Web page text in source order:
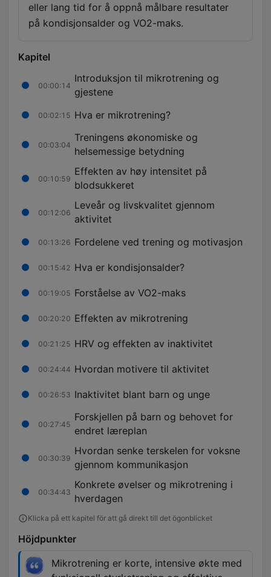
eller lang tid for å oppnå målbare resultater
på kondisjonsalder og VO2-maks.
Kapitel
00:00:14
Introduksjon til mikrotrening og
gjestene
00:02:15 Hva er mikrotrening?
00:03:04
Treningens økonomiske og
helsemessige betydning
00:10:59
Effekten av høy intensitet på
blodsukkeret
00:12:06
Leveår og livskvalitet gjennom
aktivitet
00:13:26 Fordelene ved trening og motivasjon
00:15:42 Hva er kondisjonsalder?
00:19:05 Forståelse av VO2-maks
00:20:20 Effekten av mikrotrening
00:21:25 HRV og effekten av inaktivitet
00:24:44 Hvordan motivere til aktivitet
00:26:53 Inaktivitet blant barn og unge
00:27:45
Forskjellen på barn og behovet for
endret læreplan
00:30:39
Hvordan senke terskelen for voksne
gjennom kommunikasjon
00:34:43
Konkrete øvelser og mikrotrening i
hverdagen
Klicka på ett kapitel för att gå direkt till det ögonblicket
Höjdpunkter
Mikrotrening er korte, intensive økte med